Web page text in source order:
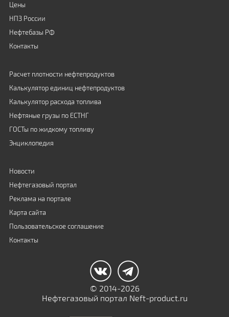
Цены
НПЗ России
Нефтебазы РФ
Контакты
Расчет плотности нефтепродуктов
Калькулятор единиц нефтепродуктов
Калькулятор расхода топлива
Нефтяные грузы по ЕСТНГ
ГОСТы по жидкому топливу
Энциклопедия
Новости
Нефтегазовый портал
Реклама на портале
Карта сайта
Пользовательское соглашение
Контакты
© 2014-2026
Нефтегазовый портал Neft-product.ru